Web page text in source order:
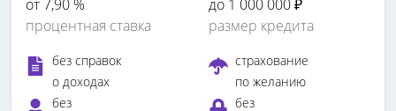
от 7,90 %
процентная ставка
до 1 000 000 ₽
размер кредита
без справок
о доходах
страхование
по желанию
без
без